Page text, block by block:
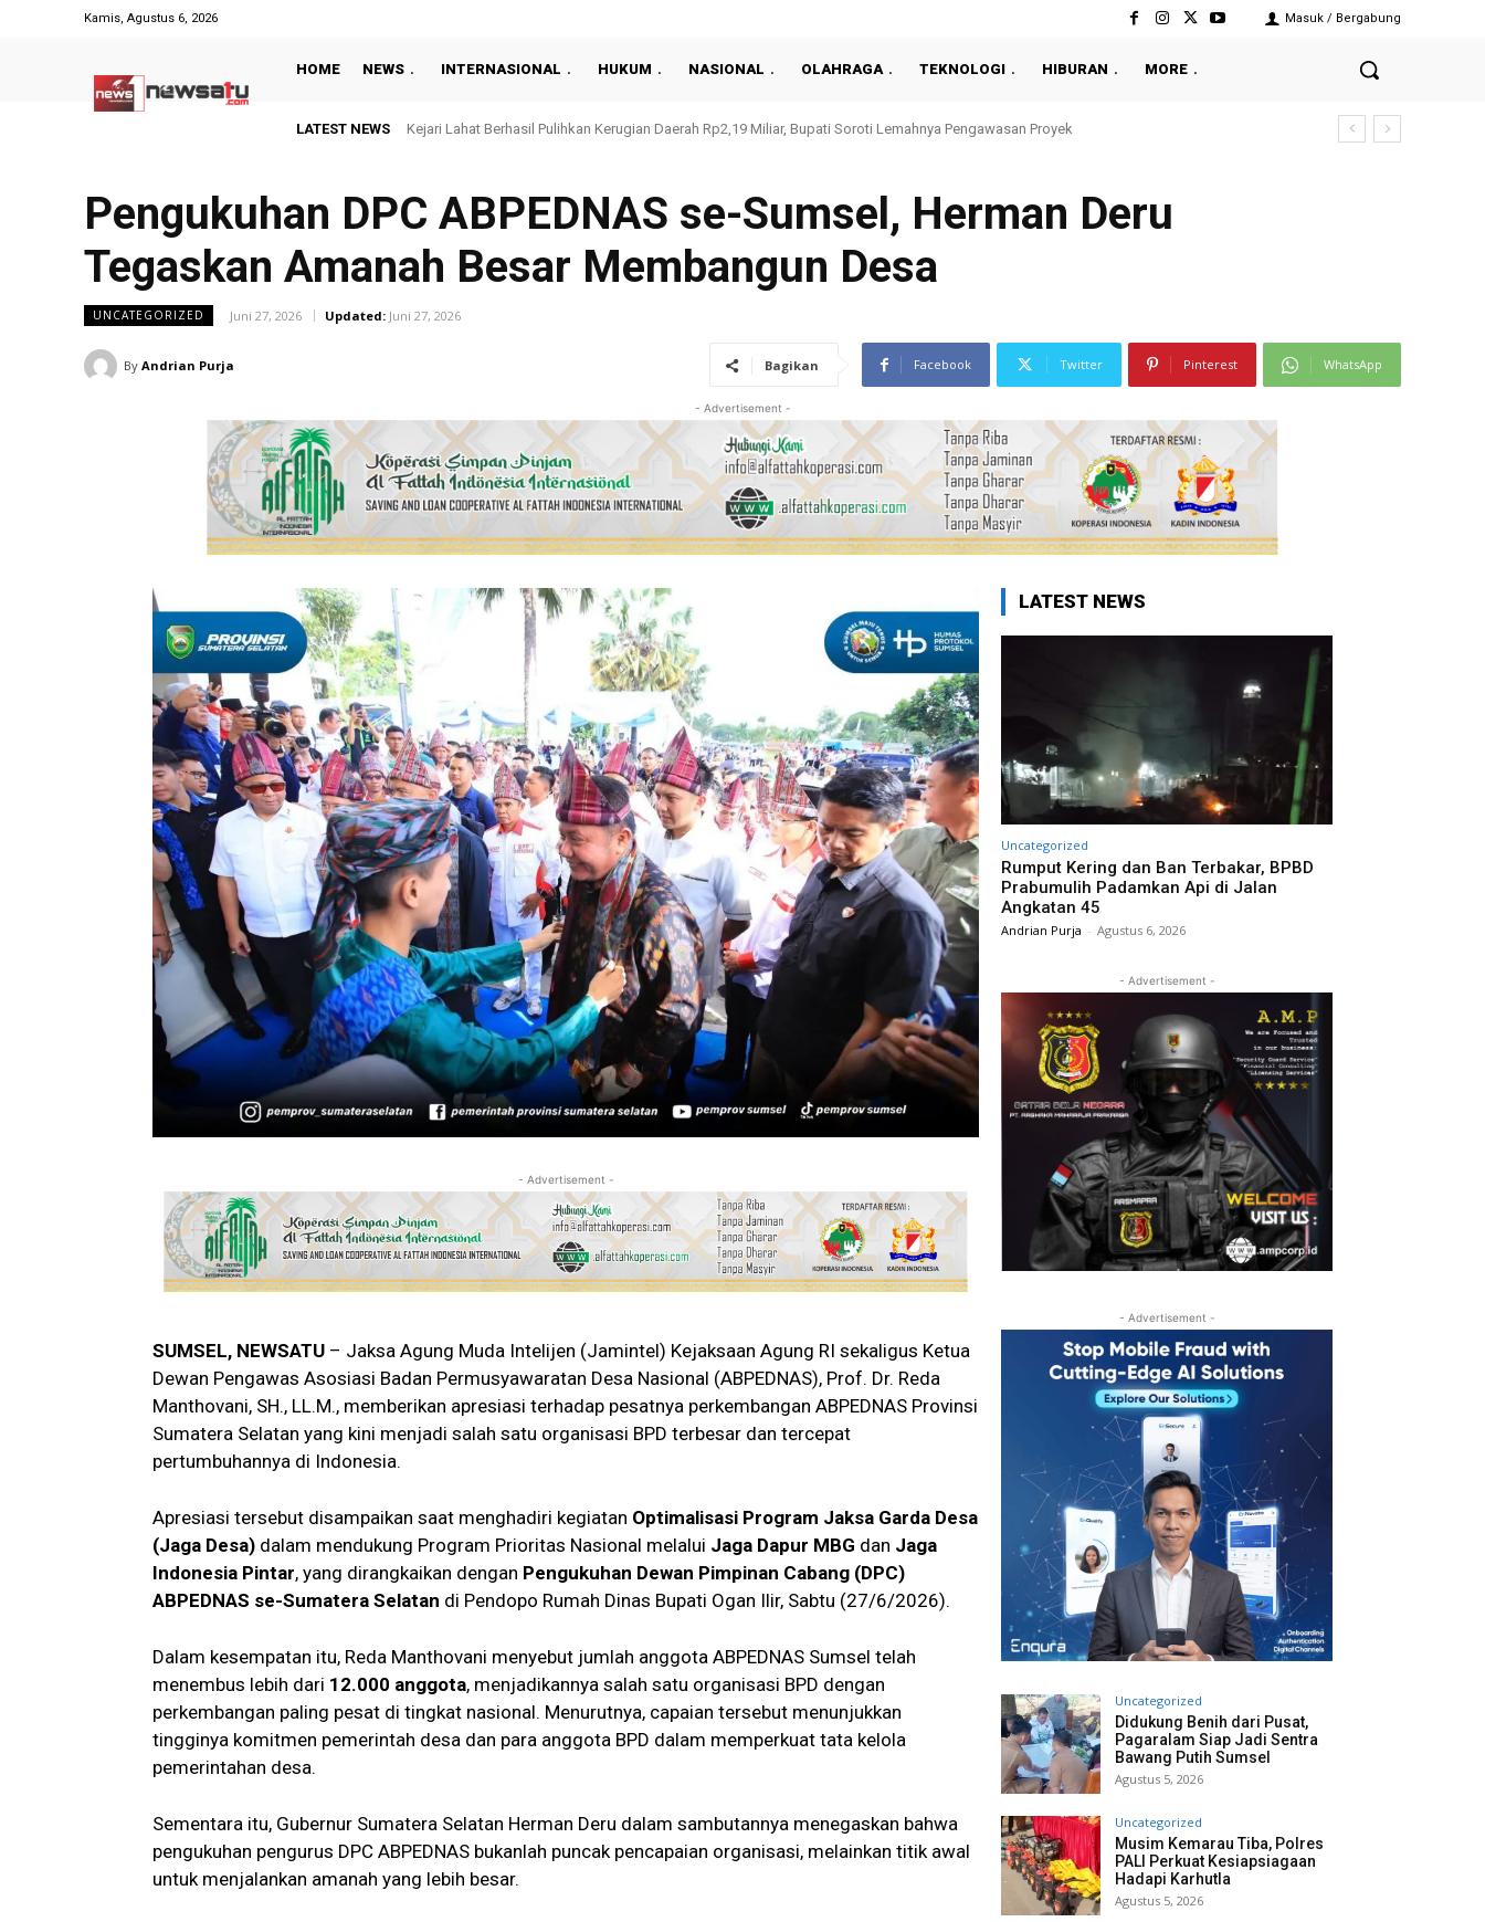
Kamis, Agustus 6, 2026 Masuk / Bergabung
HOME NEWS INTERNASIONAL HUKUM NASIONAL OLAHRAGA TEKNOLOGI HIBURAN MORE
LATEST NEWS Kejari Lahat Berhasil Pulihkan Kerugian Daerah Rp2,19 Miliar, Bupati Soroti Lemahnya Pengawasan Proyek
Pengukuhan DPC ABPEDNAS se-Sumsel, Herman Deru
Tegaskan Amanah Besar Membangun Desa
UNCATEGORIZED Juni 27, 2026 Updated: Juni 27, 2026
By Andrian Purja Bagikan Facebook Twitter Pinterest WhatsApp
- Advertisement -
- Advertisement -
SUMSEL, NEWSATU – Jaksa Agung Muda Intelijen (Jamintel) Kejaksaan Agung RI sekaligus Ketua
Dewan Pengawas Asosiasi Badan Permusyawaratan Desa Nasional (ABPEDNAS), Prof. Dr. Reda
Manthovani, SH., LL.M., memberikan apresiasi terhadap pesatnya perkembangan ABPEDNAS Provinsi
Sumatera Selatan yang kini menjadi salah satu organisasi BPD terbesar dan tercepat
pertumbuhannya di Indonesia.
Apresiasi tersebut disampaikan saat menghadiri kegiatan Optimalisasi Program Jaksa Garda Desa
(Jaga Desa) dalam mendukung Program Prioritas Nasional melalui Jaga Dapur MBG dan Jaga
Indonesia Pintar, yang dirangkaikan dengan Pengukuhan Dewan Pimpinan Cabang (DPC)
ABPEDNAS se-Sumatera Selatan di Pendopo Rumah Dinas Bupati Ogan Ilir, Sabtu (27/6/2026).
Dalam kesempatan itu, Reda Manthovani menyebut jumlah anggota ABPEDNAS Sumsel telah
menembus lebih dari 12.000 anggota, menjadikannya salah satu organisasi BPD dengan
perkembangan paling pesat di tingkat nasional. Menurutnya, capaian tersebut menunjukkan
tingginya komitmen pemerintah desa dan para anggota BPD dalam memperkuat tata kelola
pemerintahan desa.
Sementara itu, Gubernur Sumatera Selatan Herman Deru dalam sambutannya menegaskan bahwa
pengukuhan pengurus DPC ABPEDNAS bukanlah puncak pencapaian organisasi, melainkan titik awal
untuk menjalankan amanah yang lebih besar.
LATEST NEWS
Uncategorized
Rumput Kering dan Ban Terbakar, BPBD
Prabumulih Padamkan Api di Jalan
Angkatan 45
Andrian Purja - Agustus 6, 2026
- Advertisement -
- Advertisement -
Uncategorized
Didukung Benih dari Pusat,
Pagaralam Siap Jadi Sentra
Bawang Putih Sumsel
Agustus 5, 2026
Uncategorized
Musim Kemarau Tiba, Polres
PALI Perkuat Kesiapsiagaan
Hadapi Karhutla
Agustus 5, 2026